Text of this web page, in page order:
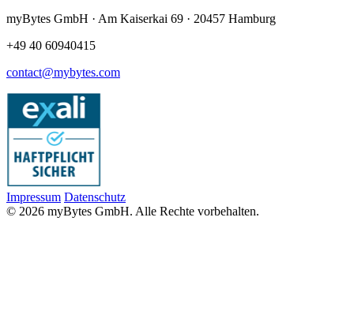
myBytes GmbH · Am Kaiserkai 69 · 20457 Hamburg
+49 40 60940415
contact@mybytes.com
Impressum Datenschutz
© 2026 myBytes GmbH. Alle Rechte vorbehalten.